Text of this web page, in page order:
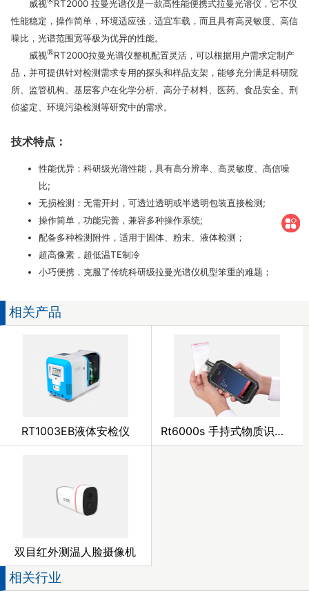
威视
RT2000 拉曼光谱仪是一款高性能便携式拉曼光谱仪，它不仅
性能稳定，操作简单，环境适应强，适宜车载，而且具有高灵敏度、高信
噪比，光谱范围宽等极为优异的性能。
威视®RT2000拉曼光谱仪整机配置灵活，可以根据用户需求定制产
品，并可提供针对检测需求专用的探头和样品支架，能够充分满足科研院
所、监管机构、基层客户在化学分析、高分子材料、医药、食品安全、刑
侦鉴定、环境污染检测等研究中的需求。
技术特点：
性能优异：科研级光谱性能，具有高分辨率、高灵敏度、高信噪
比;
无损检测：无需开封，可透过透明或半透明包装直接检测;
操作简单，功能完善，兼容多种操作系统;
配备多种检测附件，适用于固体、粉末、液体检测；
超高像素，超低温TE制冷
小巧便携，克服了传统科研级拉曼光谱仪机型笨重的难题；
相关产品
RT1003EB液体安检仪 Rt6000s 手持式物质识别仪
双目红外测温人脸摄像机
相关行业